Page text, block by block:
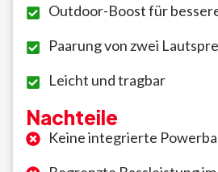
Outdoor-Boost für
Paarung von zwei
Leicht und tragbar
Nachteile
Keine integrierte